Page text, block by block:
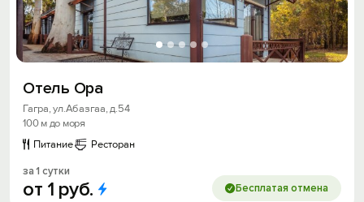
Отель Ора
Гагра, ул.Абазгаа, д.54
100 м до моря
Питание
Ресторан
за 1 сутки
от 1 руб. Бесплатая отмена